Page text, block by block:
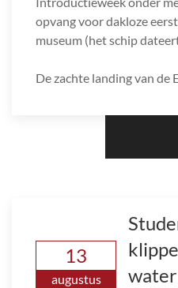
opvang voor dakloze
museum (het schip
De zachte landing van de
13
augustus